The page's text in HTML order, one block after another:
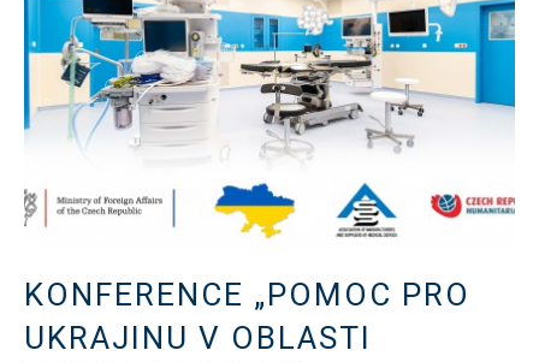
KONFERENCE „POMOC PRO
UKRAJINU V OBLASTI